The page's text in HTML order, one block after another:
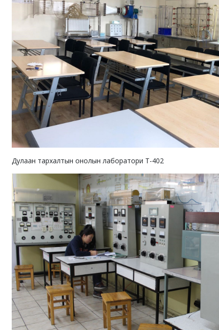
Дулаан тархалтын онолын лаборатори Т-402